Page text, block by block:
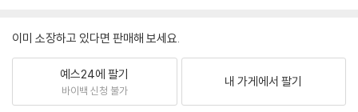
이미 소장하고 있다면 판매해 보세요.
예스24에 팔기
바이백 신청 불가
내 가게에서 팔기